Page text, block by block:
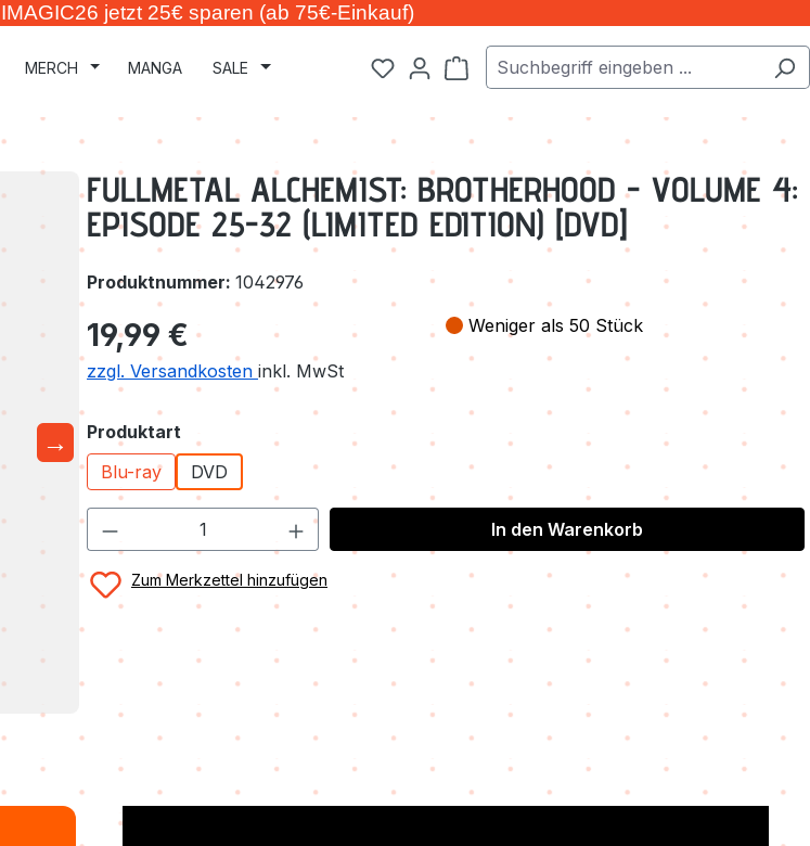
jetzt 25€ sparen (ab 75€-Einkauf)
MERCH MANGA SALE Warenkorb enthält 0 Positionen. Der
→
FULLMETAL ALCHEMIST: BROTHERHOOD - VOLUME 4:
EPISODE 25-32 (LIMITED EDITION) [DVD]
Produktnummer: 1042976
Regulärer Preis:
19,99 €
zzgl. Versandkosten inkl. MwSt
Weniger als 50 Stück
Produktart
Blu-ray
DVD
In den Warenkorb
Zum Merkzettel hinzufügen